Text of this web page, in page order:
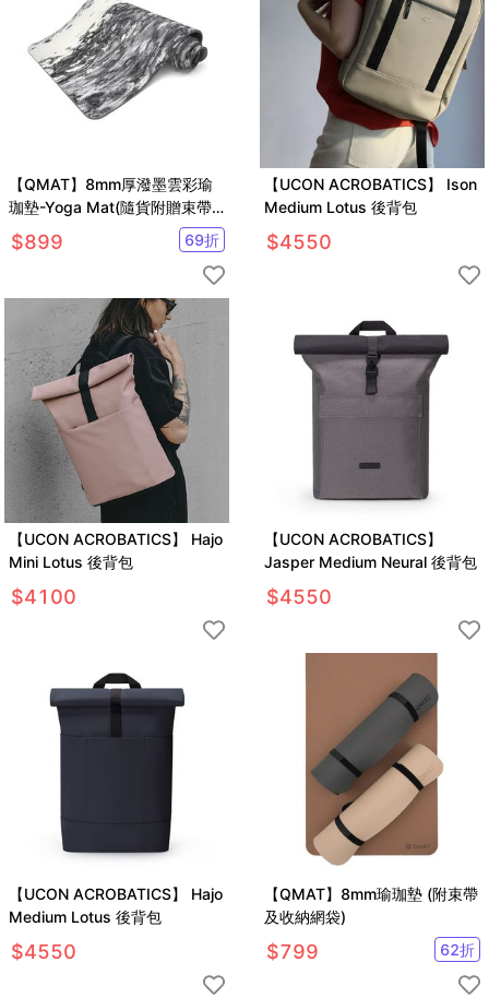
【QMAT】8mm厚潑墨雲彩瑜
珈墊-Yoga Mat(隨貨附贈束帶
及收納背袋)
$899 69折
【UCON ACROBATICS】 Ison
Medium Lotus 後背包
$4550
【UCON ACROBATICS】 Hajo
Mini Lotus 後背包
$4100
【UCON ACROBATICS】
Jasper Medium Neural 後背包
$4550
【UCON ACROBATICS】 Hajo
Medium Lotus 後背包
$4550
【QMAT】8mm瑜珈墊 (附束帶
及收納網袋)
$799 62折